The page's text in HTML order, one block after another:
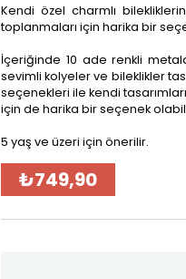
Kendi özel charmlı
toplanmaları için harika bir
İçeriğinde 10 ade renkli
sevimli kolyeler ve bileklikler
seçenekleri ile kendi
için de harika bir seçenek
5 yaş ve üzeri için önerilir.
₺749,90